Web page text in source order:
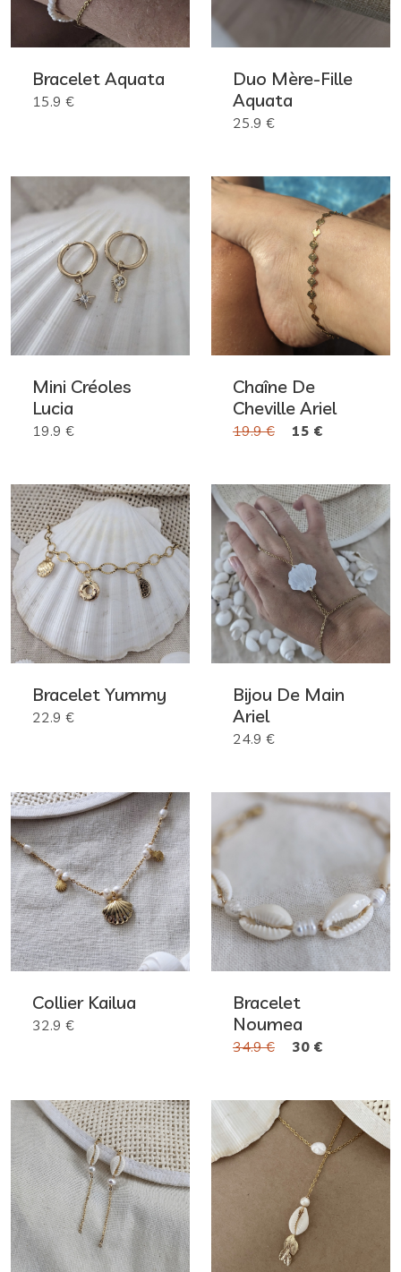
Bracelet Aquata
15.9 €
Duo Mère-Fille
Aquata
25.9 €
Mini Créoles
Lucia
19.9 €
Chaîne De
Cheville Ariel
19.9 € 15 €
Bracelet Yummy
22.9 €
Bijou De Main
Ariel
24.9 €
Collier Kailua
32.9 €
Bracelet
Noumea
34.9 € 30 €